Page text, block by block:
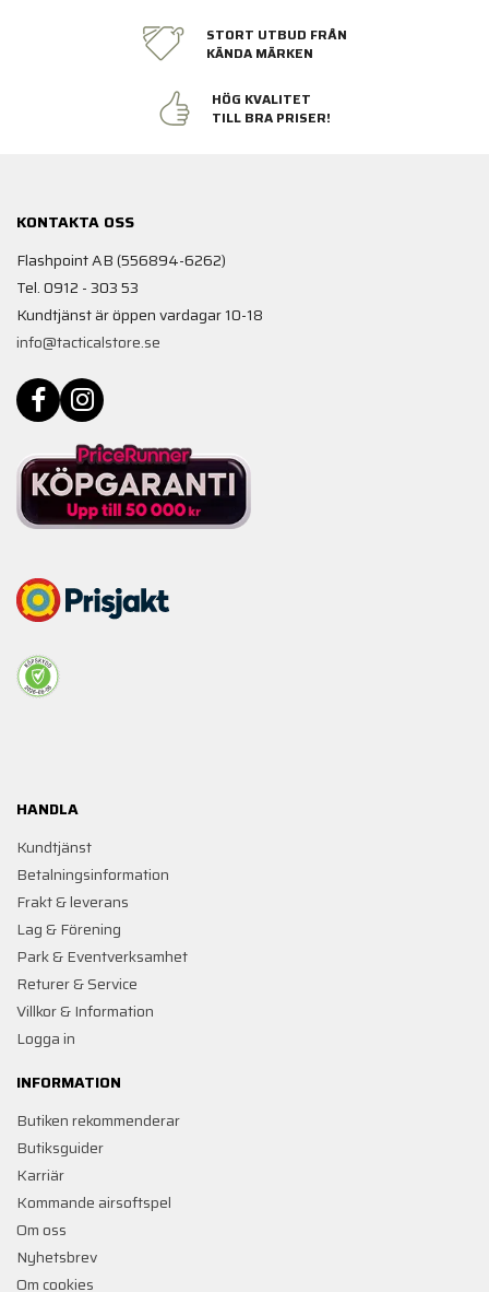
STORT UTBUD FRÅN
KÄNDA MÄRKEN
HÖG KVALITET
TILL BRA PRISER!
KONTAKTA OSS
Flashpoint AB (556894-6262)
Tel. 0912 - 303 53
Kundtjänst är öppen vardagar 10-18
info@tacticalstore.se
HANDLA
Kundtjänst
Betalningsinformation
Frakt & leverans
Lag & Förening
Park & Eventverksamhet
Returer & Service
Villkor & Information
Logga in
INFORMATION
Butiken rekommenderar
Butiksguider
Karriär
Kommande airsoftspel
Om oss
Nyhetsbrev
Om cookies